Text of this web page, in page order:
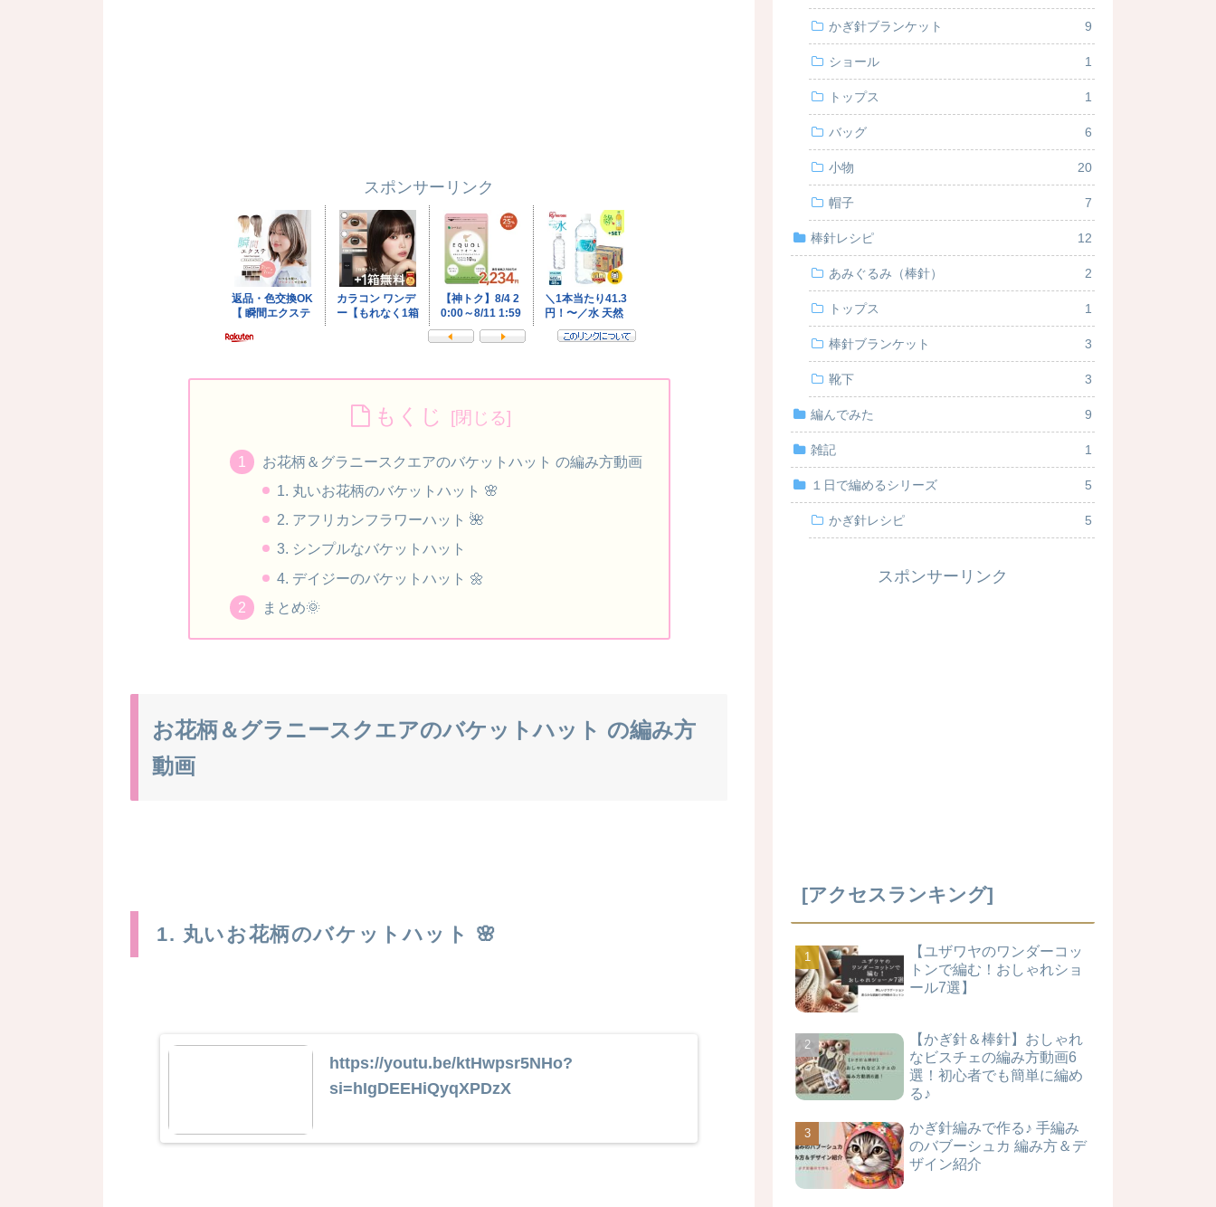
スポンサーリンク
もくじ
お花柄＆グラニースクエアのバケットハット の編み方動画
1. 丸いお花柄のバケットハット 🌸
2. アフリカンフラワーハット 🌺
3. シンプルなバケットハット
4. デイジーのバケットハット 🌼
まとめ🌞
お花柄＆グラニースクエアのバケットハット の編み方
動画
1. 丸いお花柄のバケットハット 🌸
https://youtu.be/ktHwpsr5NHo?
si=hIgDEEHiQyqXPDzX
かぎ針ブランケット 9
ショール 1
トップス 1
バッグ 6
小物 20
帽子 7
棒針レシピ 12
あみぐるみ（棒針） 2
トップス 1
棒針ブランケット 3
靴下 3
編んでみた 9
雑記 1
１日で編めるシリーズ 5
かぎ針レシピ 5
スポンサーリンク
[アクセスランキング]
【ユザワヤのワンダーコッ
トンで編む！おしゃれショ
ール7選】
【かぎ針＆棒針】おしゃれ
なビスチェの編み方動画6
選！初心者でも簡単に編め
る♪
かぎ針編みで作る♪ 手編み
のバブーシュカ 編み方＆デ
ザイン紹介